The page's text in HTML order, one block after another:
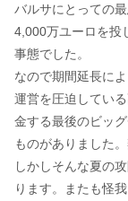
バルサにとっての最
4,000万ユーロを投
事態でした。
なので期間延長に
運営を圧迫してい
金する最後のビッ
ものがありました
しかしそんな夏の
ります。またも怪